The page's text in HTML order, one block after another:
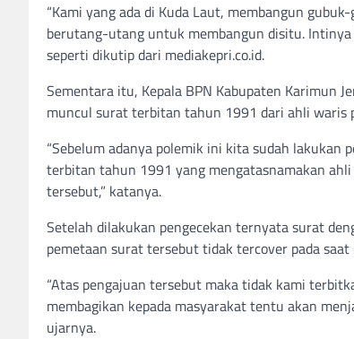
“Kami yang ada di Kuda Laut, membangun
berutang-utang untuk membangun disitu.
seperti dikutip dari mediakepri.co.id.
Sementara itu, Kepala BPN Kabupaten Karimun
muncul surat terbitan tahun 1991 dari ahli waris
“Sebelum adanya polemik ini kita sudah
terbitan tahun 1991 yang mengatasnamakan
tersebut,” katanya.
Setelah dilakukan pengecekan ternyata surat
pemetaan surat tersebut tidak tercover pada
“Atas pengajuan tersebut maka tidak kami
membagikan kepada masyarakat tentu akan
ujarnya.